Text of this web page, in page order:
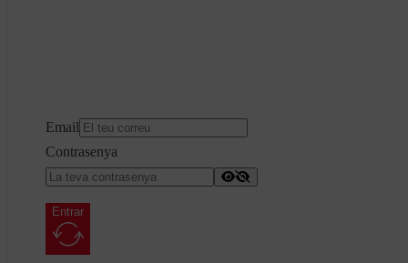
Email
Contrasenya
Entrar